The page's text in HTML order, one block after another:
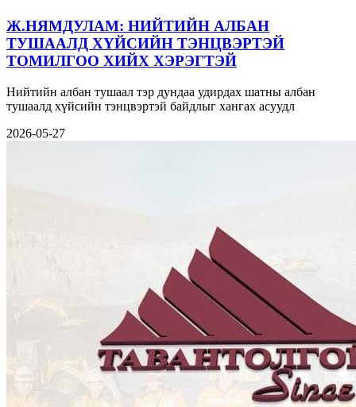
Ж.НЯМДУЛАМ: НИЙТИЙН АЛБАН
ТУШААЛД ХҮЙСИЙН ТЭНЦВЭРТЭЙ
ТОМИЛГОО ХИЙХ ХЭРЭГТЭЙ
Нийтийн албан тушаал тэр дундаа удирдах шатны албан
тушаалд хүйсийн тэнцвэртэй байдлыг хангах асуудл
2026-05-27